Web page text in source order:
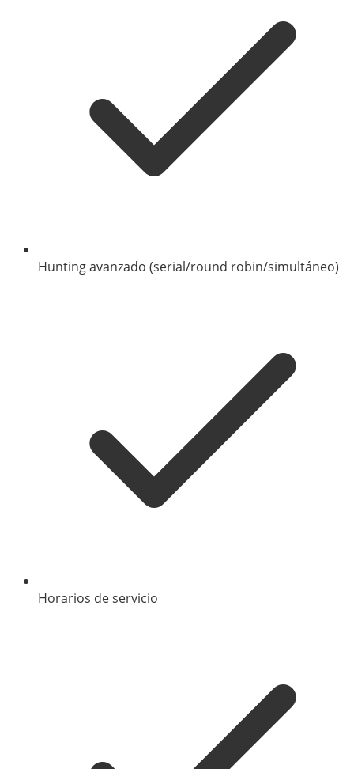
Hunting avanzado (serial/round robin/simultáneo)
Horarios de servicio